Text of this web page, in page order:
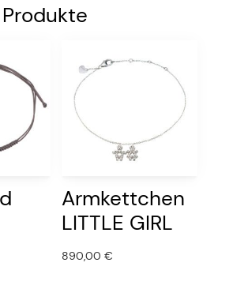
Armkettchen
LITTLE GIRL
890,00€